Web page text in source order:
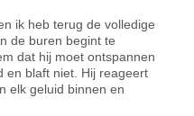
ik heb terug de volledige
de buren begint te
dat hij moet ontspannen
en blaft niet. Hij reageert
elk geluid binnen en